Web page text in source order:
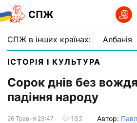
СПЖ
СПЖ в інших країнах: Албанія
ІСТОРІЯ І КУЛЬТУРА
Сорок днів без
падіння народу
26 Травня 23:47 162 Автор: